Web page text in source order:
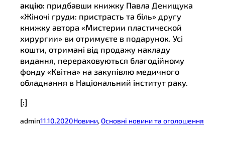
акцію: придбавши книжку Павла Денищука
«Жіночі груди: пристрасть та біль» другу
книжку автора «Мистерии пластической
хирургии» ви отримуєте в подарунок. Усі
кошти, отримані від продажу накладу
видання, перераховуються благодійному
фонду «Квітна» на закупівлю медичного
обладнання в Національний інститут раку.
[:]
admin11.10.2020Новини, Основні новини та оголошення